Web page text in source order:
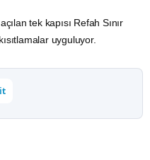
tek kapısı Refah Sınır
uyguluyor.